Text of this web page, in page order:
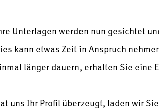
Unterlagen werden nun gesichtet
kann etwas Zeit in Anspruch
länger dauern, erhalten Sie eine
uns Ihr Profil überzeugt, laden wir